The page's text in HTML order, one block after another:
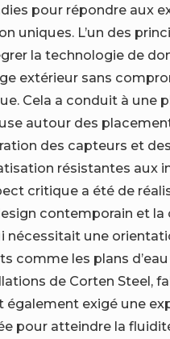
pour répondre aux
uniques. L’un des
la technologie de
extérieur sans
Cela a conduit à une
autour des
des capteurs et
résistantes aux
critique a été de
contemporain et
nécessitait une
comme les plans
de Corten Steel,
également exigé une
pour atteindre la